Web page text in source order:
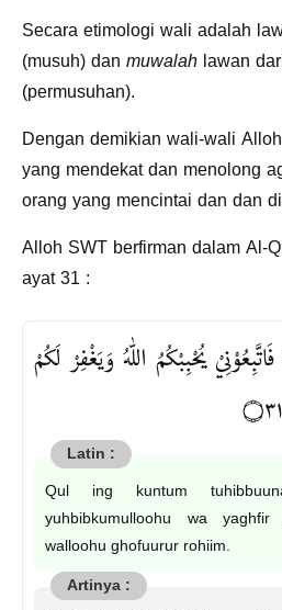
Secara etimologi wali adalah
(musuh) dan muwalah lawan
(permusuhan).
Dengan demikian wali-wali
yang mendekat dan menolong
orang yang mencintai dan dan
Alloh SWT berfirman dalam Al-
ayat 31 :
يُحْبِبْكُمُ اللّٰهُ وَيَغْفِرْ لَكُمْ
Qul ing kuntum
yuhbibkumulloohu wa yaghfir
walloohu ghofuurur rohiim.